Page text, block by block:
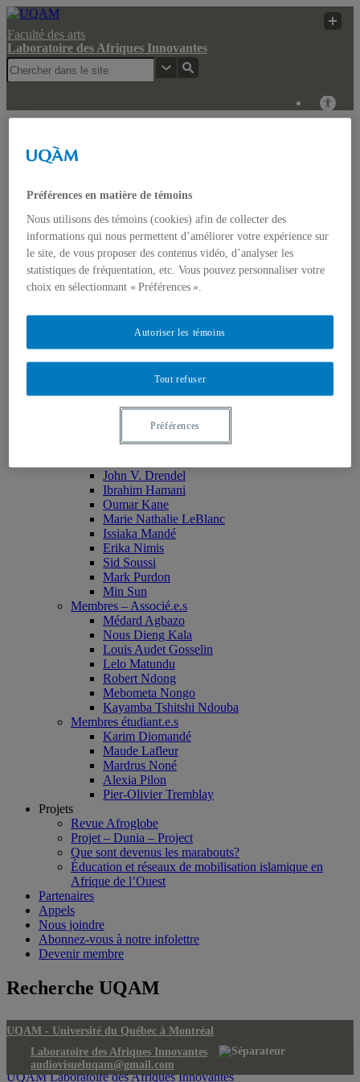
Faculté des arts
Laboratoire des Afriques Innovantes
Actualités
Colloque: REGARDS COMPARATISTES SUR LES
IMAGINAIRES NON-DOMINANTS EN AFRIQUE ET
DANS LES AMÉRIQUES
Accueil
Bulletin Bandung Spirit
Qui sommes-nous ?
Membres de l’UQÀM
Monia Abdallah
Jean-Jacques Bogui
Bonnie Campbell
John V. Drendel
Ibrahim Hamani
Oumar Kane
Marie Nathalie LeBlanc
Issiaka Mandé
Erika Nimis
Sid Soussi
Mark Purdon
Min Sun
Membres – Associé.e.s
Médard Agbazo
Nous Dieng Kala
Louis Audet Gosselin
Lelo Matundu
Robert Ndong
Mebometa Nongo
Kayamba Tshitshi Ndouba
Membres étudiant.e.s
Karim Diomandé
Maude Lafleur
Mardrus Noné
Alexia Pilon
Pier-Olivier Tremblay
Projets
Revue Afroglobe
Projet – Dunia – Project
Que sont devenus les marabouts?
Éducation et réseaux de mobilisation islamique en
Afrique de l’Ouest
Partenaires
Appels
Nous joindre
Abonnez-vous à notre infolettre
Devenir membre
Recherche UQAM
UQAM - Université du Québec à Montréal
Laboratoire des Afriques Innovantes
audiovisueluqam@gmail.com
UQAM Laboratoire des Afriques Innovantes
Préférences en matière de témoins
Nous utilisons des témoins (cookies) afin de collecter des
informations qui nous permettent d’améliorer votre expérience sur
le site, de vous proposer des contenus vidéo, d’analyser les
statistiques de fréquentation, etc. Vous pouvez personnaliser votre
choix en sélectionnant « Préférences ».
Tout refuser
Autoriser les témoins
Préférences